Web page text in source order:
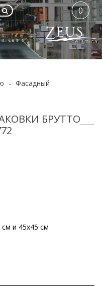
0
- Фасадный
БРУТТО
и 45х45 см